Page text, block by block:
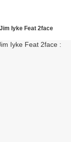
Iyke Feat 2face